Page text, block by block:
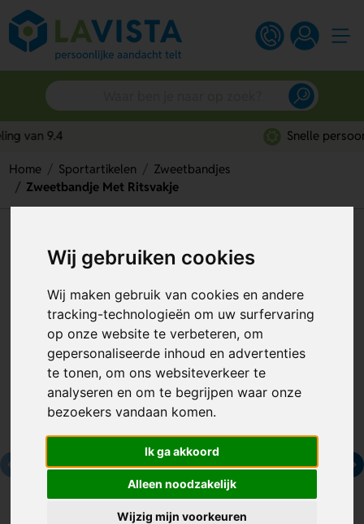
Wij gebruiken cookies
Wij maken gebruik van cookies en andere
tracking-technologieën om uw surfervaring
op onze website te verbeteren, om
gepersonaliseerde inhoud en advertenties
te tonen, om ons websiteverkeer te
analyseren en om te begrijpen waar onze
bezoekers vandaan komen.
Ik ga akkoord
Alleen noodzakelijk
Wijzig mijn voorkeuren
Snelle persoonlijke service
Home Sportartikelen
Zweetbandjes
Zweetbandje Met Ritsvakje
Zweetbandje Met Ritsvakje
Artikelnummer: